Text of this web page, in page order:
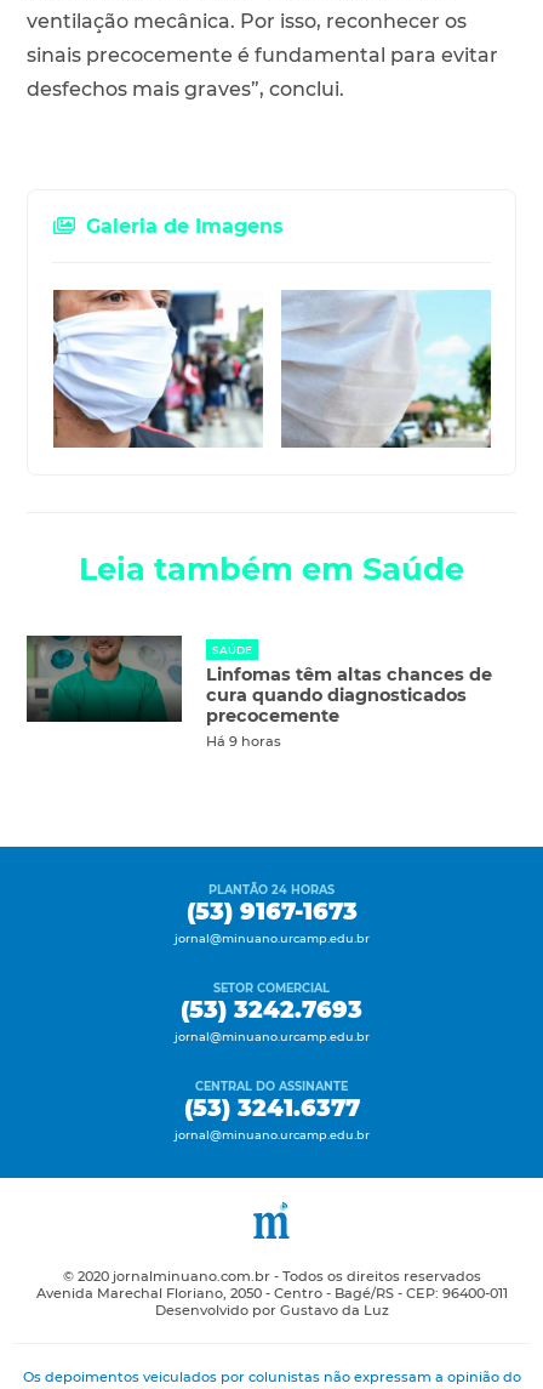
ventilação mecânica. Por isso, reconhecer os
sinais precocemente é fundamental para evitar
desfechos mais graves”, conclui.
Galeria de Imagens
Leia também em Saúde
SAÚDE
Linfomas têm altas chances de
cura quando diagnosticados
precocemente
Há 9 horas
PLANTÃO 24 HORAS
(53) 9167-1673
jornal@minuano.urcamp.edu.br
SETOR COMERCIAL
(53) 3242.7693
jornal@minuano.urcamp.edu.br
CENTRAL DO ASSINANTE
(53) 3241.6377
jornal@minuano.urcamp.edu.br
© 2020 jornalminuano.com.br - Todos os direitos reservados
Avenida Marechal Floriano, 2050 - Centro - Bagé/RS - CEP: 96400-011
Desenvolvido por Gustavo da Luz
Os depoimentos veiculados por colunistas não expressam a opinião do